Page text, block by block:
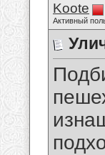
Koote
Активный